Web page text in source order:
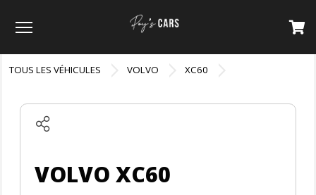
TOUS LES VÉHICULES VOLVO XC60
VOLVO XC60